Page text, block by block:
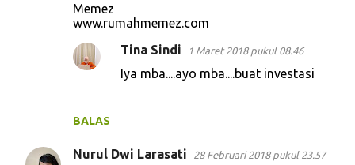
Memez
www.rumahmemez.com
BALAS
Tina Sindi 1 Maret 2018 pukul 08.46
Iya mba....ayo mba....buat investasi
Nurul Dwi Larasati 28 Februari 2018 pukul 23.57